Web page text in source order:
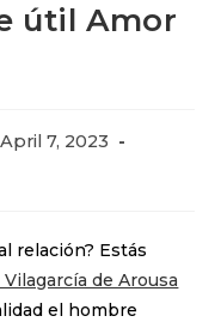
útil Amor
April 7, 2023
relación? Estás
de Arousa
el hombre